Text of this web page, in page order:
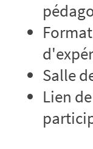
Salle
Lien